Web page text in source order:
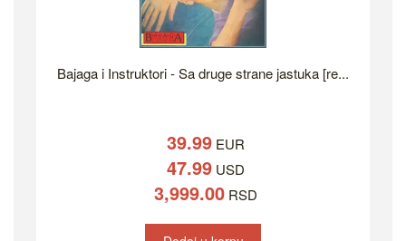
Bajaga i Instruktori - Sa druge strane jastuka [re...
39.99EUR
47.99USD
3,999.00RSD